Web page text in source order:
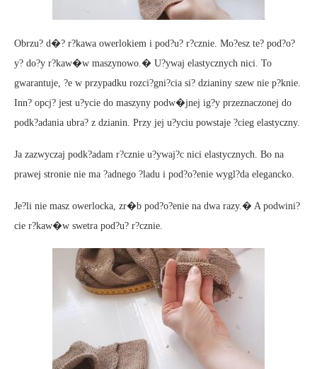
Obrzu? d�? r?kawa owerlokiem i pod?u? r?cznie. Mo?esz te? pod?o?
y? do?y r?kaw�w maszynowo.� U?ywaj elastycznych nici. To
gwarantuje, ?e w przypadku rozci?gni?cia si? dzianiny szew nie p?knie.
Inn? opcj? jest u?ycie do maszyny podw�jnej ig?y przeznaczonej do
podk?adania ubra? z dzianin. Przy jej u?yciu powstaje ?cieg elastyczny.
Ja zazwyczaj podk?adam r?cznie u?ywaj?c nici elastycznych. Bo na
prawej stronie nie ma ?adnego ?ladu i pod?o?enie wygl?da elegancko.
Je?li nie masz owerlocka, zr�b pod?o?enie na dwa razy.� A podwini?
cie r?kaw�w swetra pod?u? r?cznie.